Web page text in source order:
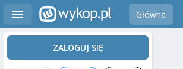
Główna
ZALOGUJ SIĘ